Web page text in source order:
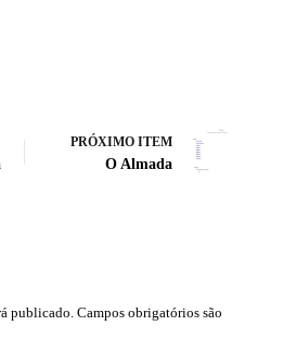
PRÓXIMO ITEM
O Almada
publicado. Campos obrigatórios são